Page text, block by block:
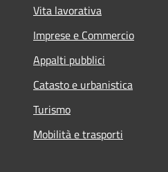
Vita lavorativa
Imprese e Commercio
Appalti pubblici
Catasto e urbanistica
Turismo
Mobilità e trasporti